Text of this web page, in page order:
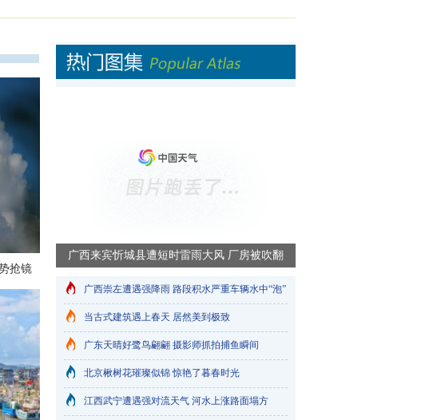
抢镜
广西来宾忻城县遭短时雷雨大风 厂房被吹翻
广西崇左遭遇强降雨 路段积水严重车辆水中“泡”​
当古式建筑遇上春天 居然美到极致
广东天晴好鹭鸟翩翩 摄影师抓拍捕鱼瞬间
北京楸树花璀璨似锦 惊艳了暮春时光
江西武宁遭遇强对流天气 河水上涨路面塌方